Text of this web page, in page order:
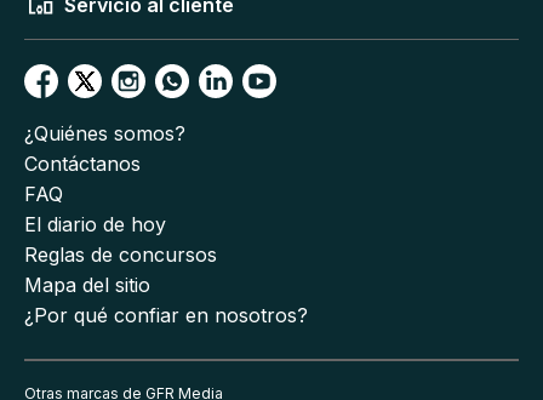
Servicio al cliente
¿Quiénes somos?
Contáctanos
FAQ
El diario de hoy
Reglas de concursos
Mapa del sitio
¿Por qué confiar en nosotros?
Otras marcas de GFR Media